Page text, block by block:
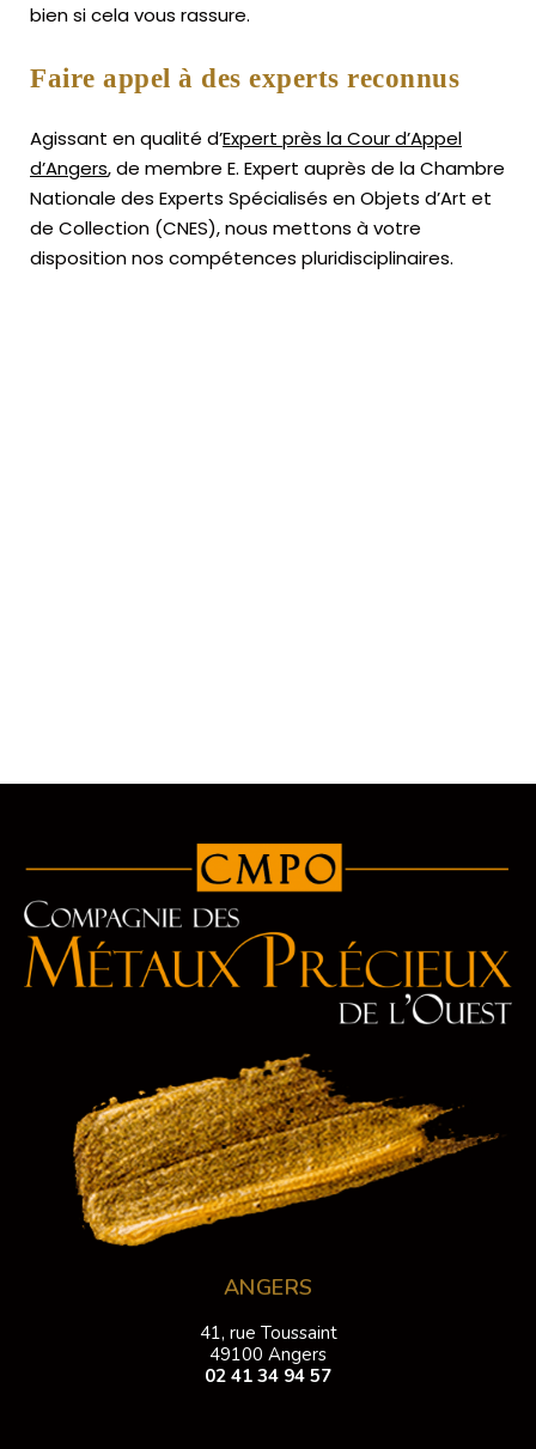
bien si cela vous rassure.
Faire appel à des experts reconnus
Agissant en qualité d’Expert près la Cour d’Appel
d’Angers, de membre E. Expert auprès de laChambre
Nationale des Experts Spécialisés en Objets d’Art et
de Collection (CNES),nous mettons à votre
disposition nos compétences pluridisciplinaires.
ANGERS
41, rue Toussaint
49100 Angers
02 41 34 94 57